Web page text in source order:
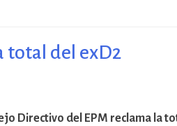
total del exD2
Directivo del EPM reclama la